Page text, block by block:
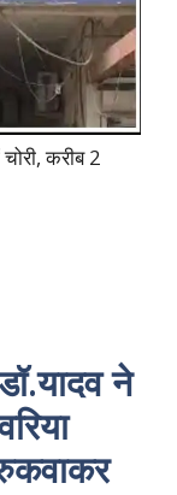
करीब 2
ने